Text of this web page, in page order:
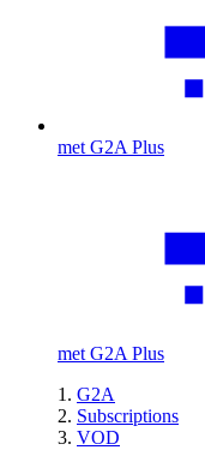
met G2A Plus
met G2A Plus
G2A
Subscriptions
VOD